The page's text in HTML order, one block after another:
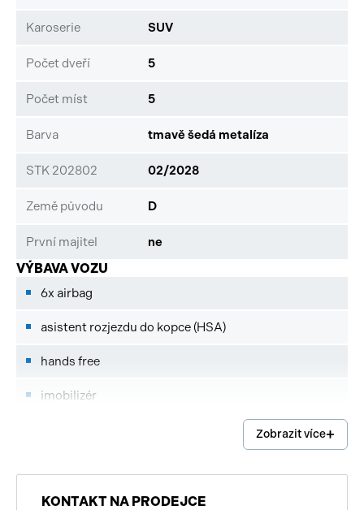
Karoserie SUV
Počet dveří 5
Počet míst 5
Barva tmavě šedá metalíza
STK 202802 02/2028
Země původu D
První majitel ne
VÝBAVA VOZU
6x airbag
asistent rozjezdu do kopce (HSA)
hands free
imobilizér
brzdový asistent
Zobrazit více
KONTAKT NA PRODEJCE